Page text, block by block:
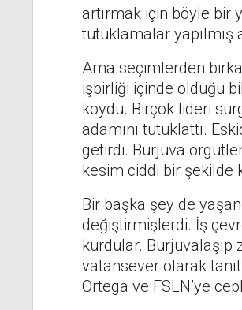
artırmak için böyle bir
tutuklamalar
Ama seçimlerden
işbirliği içinde olduğu
koydu. Birçok lideri
adamını tutuklattı.
getirdi. Burjuva
kesim ciddi bir şekilde
Bir başka şey de
değiştirmişlerdi. İş
kurdular. Burjuvalaşıp
vatansever olarak
Ortega ve FSLN’ye